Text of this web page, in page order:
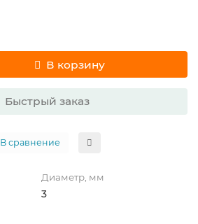
В корзину
Быстрый заказ
В сравнение
Диаметр, мм
3